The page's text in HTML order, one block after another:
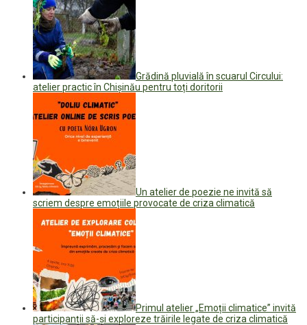
Grădină pluvială în scuarul Circului:
atelier practic în Chișinău pentru toți doritorii
Un atelier de poezie ne invită să
scriem despre emoțiile provocate de criza climatică
Primul atelier „Emoții climatice” invită
participanții să-și exploreze trăirile legate de criza climatică